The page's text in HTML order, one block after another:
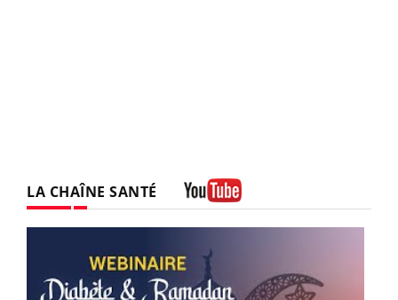
LA CHAÎNE SANTÉ